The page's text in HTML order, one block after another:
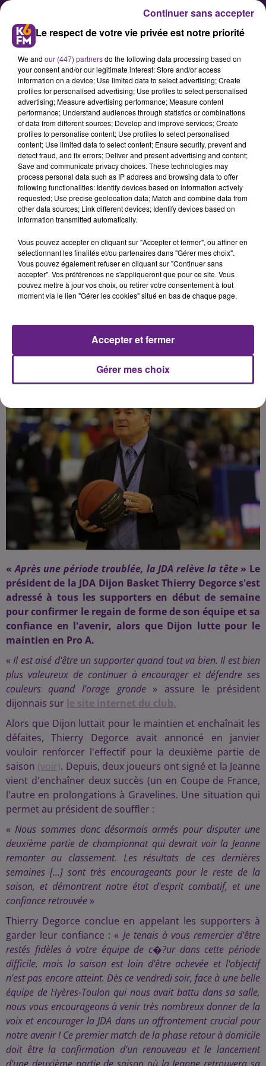
Basket : « Une nouvelle saison
démarre » pour le président de
la JDA Dijon Basket
« Après une période troublée, la
JDA relève la tête.» Le président de
la JDA Dijon Basket Thierry Degorce
en début de semaine pour
confirmer le regain de forme de son
équipe et sa confiance en l'avenir,
alors que Dijon lutte pour le
Publié : 7 février 2017 à 8h07 par 45
«Après une période troublée, la JDA relève la tête» Le
président de la JDA Dijon Basket Thierry Degorce s'est
adressé à tous les supporters en début de semaine
pour confirmer le regain de forme de son équipe et sa
confiance en l'avenir, alors que Dijon lutte pour le
maintien en Pro A.
« Il est aisé d'être un supporter quand tout va bien. Il est bien
plus valeureux de continuer à encourager et défendre ses
couleurs quand l'orage gronde» assure le président
dijonnais sur le site internet du club.
Alors que Dijon luttait pour le maintien et enchaînait les
défaites, Thierry Degorce avait annoncé en janvier
vouloir renforcer l'effectif pour la deuxième partie de
saison (voir). Depuis, deux joueurs ont signé et la Jeanne
vient d'enchaîner deux succès (un en Coupe de France,
l'autre en prolongations à Gravelines. Une situation qui
permet au président de souffler :
«Nous sommes donc désormais armés pour disputer une
deuxième partie de championnat qui devrait voir la Jeanne
remonter au classement. Les résultats de ces dernières
semaines [...] sont très encourageants pour le reste de la
saison, et démontrent notre état d'esprit combatif, et une
confiance retrouvée »
Thierry Degorce conclue en appelant les supporters à
garder leur confiance : « Je tenais à vous remercier d'être
restés fidèles à votre équipe de c�?ur dans cette période
difficile, mais la saison est loin d'être achevée et l'objectif
n'est pas encore atteint. Dès ce vendredi soir, face à une belle
équipe de Hyères-Toulon qui nous avait battu dans sa salle,
nous vous encourageons à venir très nombreux donner de la
voix et encourager la JDA dans un affrontement crucial pour
notre avenir ! Ce premier match de la phase retour à domicile
doit être la confirmation d'un renouveau et le lancement
Le respect de votre vie privée est notre priorité
We and our (447) partnersdo the following data processing based on
your consent and/or our legitimate interest: Store and/or access
information on a device; Use limited data to select advertising; Create
profiles for personalised advertising; Use profiles to select personalised
advertising; Measure advertising performance; Measure content
performance; Understand audiences through statistics or combinations
of data from different sources; Develop and improve services; Create
profiles to personalise content; Use profiles to select personalised
content; Use limited data to select content; Ensure security, prevent and
detect fraud, and fix errors; Deliver and present advertising and content;
Save and communicate privacy choices. These technologies may
process personal data such as IP address and browsing data to offer
following functionalities: Identify devices based on information actively
requested; Use precise geolocation data; Match and combine data from
other data sources; Link different devices; Identify devices based on
information transmitted automatically.
Vous pouvez accepter en cliquant sur "Accepter et fermer", ou affiner en
sélectionnant les finalités et/ou partenaires dans "Gérer mes choix".
Vous pouvez également refuser en cliquant sur "Continuer sans
accepter". Vos préférences ne s'appliqueront que pour ce site. Vous
pouvez mettre à jour vos choix, ou retirer votre consentement à tout
moment via le lien "Gérer les cookies" situé en bas de chaque page.
Gérer mes choix
Accepter et fermer
Continuer sans accepter